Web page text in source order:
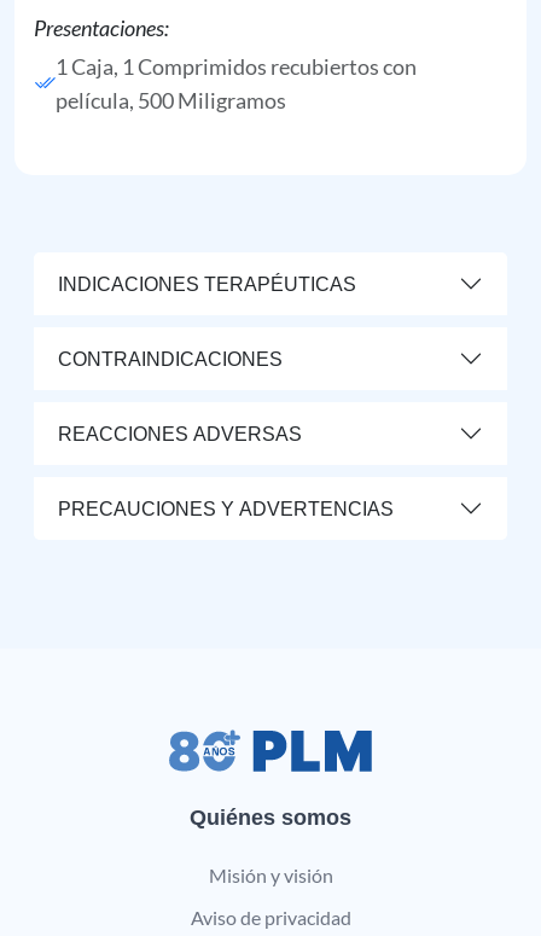
Presentaciones:
1 Caja, 1 Comprimidos recubiertos con
película, 500 Miligramos
INDICACIONES TERAPÉUTICAS
CONTRAINDICACIONES
REACCIONES ADVERSAS
PRECAUCIONES Y ADVERTENCIAS
Quiénes somos
Misión y visión
Aviso de privacidad